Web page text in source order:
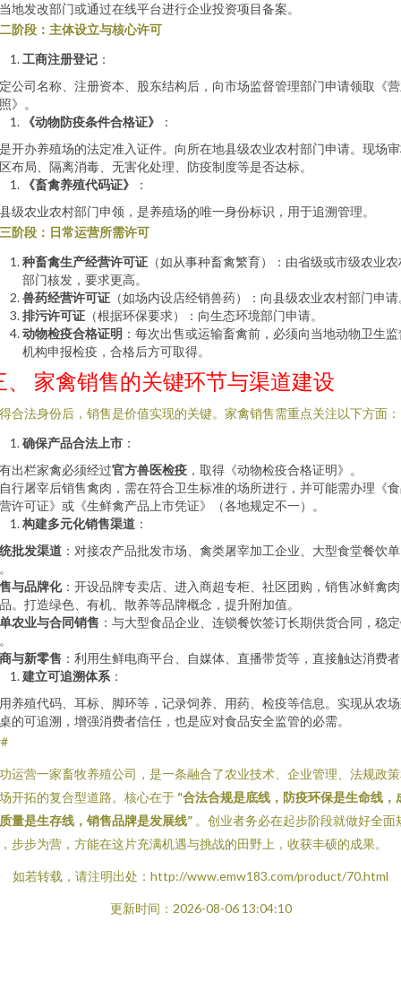
地发改部门或通过在线平台进行企业投资项目备案。
阶段：主体设立与核心许可
工商注册登记 ：
公司名称、注册资本、股东结构后，向市场监督管理部门申请领取《
》。
《动物防疫条件合格证》
：
开办养殖场的法定准入证件。向所在地县级农业农村部门申请。现场
布局、隔离消毒、无害化处理、防疫制度等是否达标。
《畜禽养殖代码证》
：
级农业农村部门申领，是养殖场的唯一身份标识，用于追溯管理。
阶段：日常运营所需许可
种畜禽生产经营许可证 （如从事种畜禽繁育）：由省级或市级农业
部门核发，要求更高。
兽药经营许可证 （如场内设店经销兽药）：向县级农业农村部门申
排污许可证 （根据环保要求）：向生态环境部门申请。
动物检疫合格证明 ：每次出售或运输畜禽前，必须向当地动物卫生
机构申报检疫，合格后方可取得。
、 家禽销售的关键环节与渠道建设
合法身份后，销售是价值实现的关键。家禽销售需重点关注以下方面：
确保产品合法上市 ：
出栏家禽必须经过官方兽医检疫 ，取得《动物检疫合格证明》。
行屠宰后销售禽肉，需在符合卫生标准的场所进行，并可能需办理《
许可证》或《生鲜禽产品上市凭证》（各地规定不一）。
构建多元化销售渠道 ：
批发渠道 ：对接农产品批发市场、禽类屠宰加工企业、大型食堂餐饮单
与品牌化：开设品牌专卖店、进入商超专柜、社区团购，销售冰鲜禽
。打造绿色、有机、散养等品牌概念，提升附加值。
农业与合同销售 ：与大型食品企业、连锁餐饮签订长期供货合同，稳
与新零售 ：利用生鲜电商平台、自媒体、直播带货等，直接触达消费
建立可追溯体系 ：
养殖代码、耳标、脚环等，记录饲养、用药、检疫等信息。实现从农
的可追溯，增强消费者信任，也是应对食品安全监管的必需。
运营一家畜牧养殖公司，是一条融合了农业技术、企业管理、法规政
开拓的复合型道路。核心在于 “合法合规是底线，防疫环保是生命线，
量是生存线，销售品牌是发展线” 。创业者务必在起步阶段就做好全面
步步为营，方能在这片充满机遇与挑战的田野上，收获丰硕的成果。
如若转载，请注明出处：http://www.emw183.com/product/70.html
更新时间：2026-08-06 13:04:10